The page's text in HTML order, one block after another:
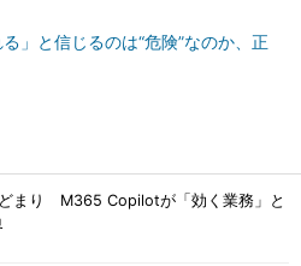
」と信じるのは“危険”なのか、正
まり M365 Copilotが「効く業務」と